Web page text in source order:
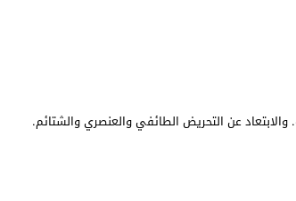
عن التحريض الطائفي والعنصري والشتائم.